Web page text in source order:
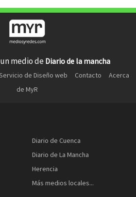
medio de Diario de la mancha
de Diseño web Contacto
Acerca
de MyR
Diario de Cuenca
Diario de La Mancha
Herencia
Más medios locales...